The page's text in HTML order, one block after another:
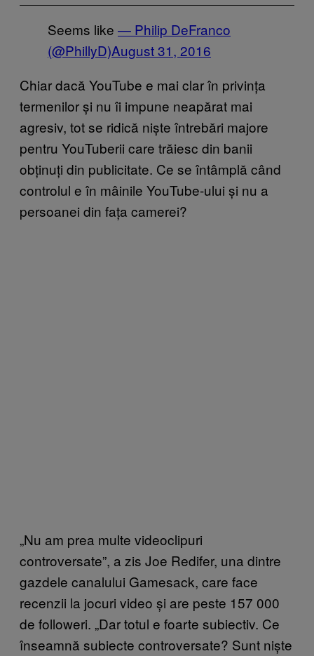
Seems like — Philip DeFranco
(@PhillyD)August 31, 2016
Chiar dacă YouTube e mai clar în privința
termenilor și nu îi impune neapărat mai
agresiv, tot se ridică niște întrebări majore
pentru YouTuberii care trăiesc din banii
obținuți din publicitate. Ce se întâmplă când
controlul e în mâinile YouTube-ului și nu a
persoanei din fața camerei?
„Nu am prea multe videoclipuri
controversate”, a zis Joe Redifer, una dintre
gazdele canalului Gamesack, care face
recenzii la jocuri video și are peste 157 000
de followeri. „Dar totul e foarte subiectiv. Ce
înseamnă subiecte controversate? Sunt niște